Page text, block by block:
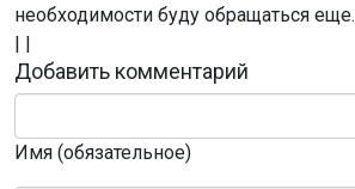
необходимости буду обращаться еще.
Добавить комментарий
Имя (обязательное)